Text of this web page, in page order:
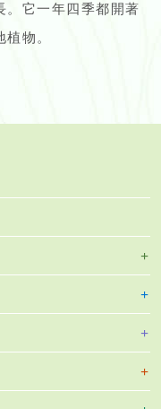
。它一年四季都開著
物。